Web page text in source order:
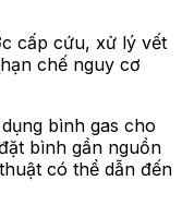
cấp cứu, xử lý vết
chế nguy cơ
bình gas cho
bình gần nguồn
có thể dẫn đến